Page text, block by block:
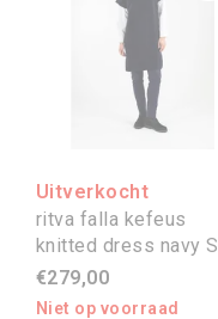
Uitverkocht
ritva falla kefeus
knitted dress navy S
€279,00
Niet op voorraad